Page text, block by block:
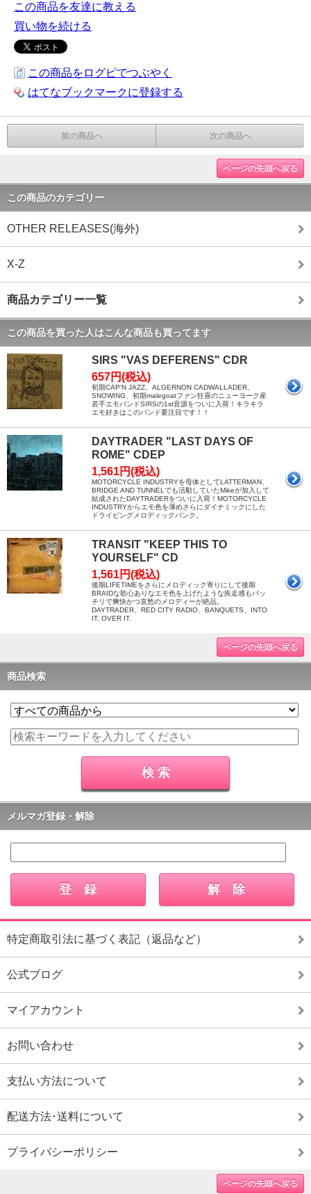
この商品を友達に教える
買い物を続ける
この商品をログピでつぶやく
はてなブックマークに登録する
前の商品へ 次の商品へ
ページの先頭へ戻る
この商品のカテゴリー
OTHER RELEASES(海外)
X-Z
商品カテゴリー一覧
この商品を買った人はこんな商品も買ってます
SIRS "VAS DEFERENS" CDR
657円(税込)
初期CAP'N JAZZ、ALGERNON CADWALLADER、
SNOWING、初期malegoatファン狂喜のニューヨーク産
若手エモバンドSIRSの1st音源をついに入荷！キラキラ
エモ好きはこのバンド要注目です！！
DAYTRADER "LAST DAYS OF
ROME" CDEP
1,561円(税込)
MOTORCYCLE INDUSTRYを母体としてLATTERMAN、
BRIDGE AND TUNNELでも活動していたMikeが加入して
結成されたDAYTRADERをついに入荷！MOTORCYCLE
INDUSTRYからエモ色を薄めさらにダイナミックにした
ドライビングメロディックパンク。
TRANSIT "KEEP THIS TO
YOURSELF" CD
1,561円(税込)
後期LIFETIMEをさらにメロディック寄りにして後期
BRAIDな歌心ありなエモ色を上げたような疾走感もバッ
チリで爽快かつ哀愁のメロディーが絶品。
DAYTRADER、RED CITY RADIO、BANQUETS、INTO
IT. OVER IT.
ページの先頭へ戻る
商品検索
メルマガ登録・解除
特定商取引法に基づく表記（返品など）
公式ブログ
マイアカウント
お問い合わせ
支払い方法について
配送方法･送料について
プライバシーポリシー
ページの先頭へ戻る